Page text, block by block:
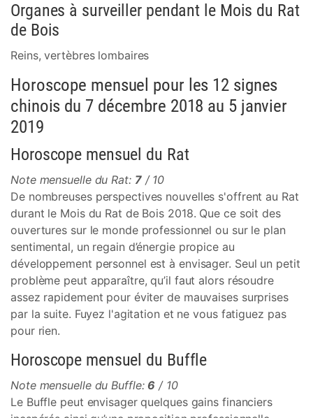
Organes à surveiller pendant le Mois du Rat
de Bois
Reins, vertèbres lombaires
Horoscope mensuel pour les 12 signes
chinois du 7 décembre 2018 au 5 janvier
2019
Horoscope mensuel du Rat
Note mensuelle du Rat: 7/ 10
De nombreuses perspectives nouvelles s'offrent au Rat
durant le Mois du Rat de Bois 2018. Que ce soit des
ouvertures sur le monde professionnel ou sur le plan
sentimental, un regain d’énergie propice au
développement personnel est à envisager. Seul un petit
problème peut apparaître, qu’il faut alors résoudre
assez rapidement pour éviter de mauvaises surprises
par la suite. Fuyez l'agitation et ne vous fatiguez pas
pour rien.
Horoscope mensuel du Buffle
Note mensuelle du Buffle: 6 / 10
Le Buffle peut envisager quelques gains financiers